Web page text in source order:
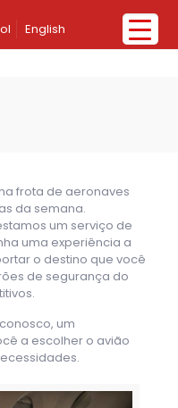
English
frota de aeronaves
da semana.
um serviço de
uma experiência a
o destino que você
de segurança do
um
a escolher o avião